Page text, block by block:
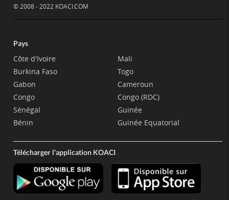
© 2008 - 2022 KOACI.COM
Pays
Côte d'Ivoire
Burkina Faso
Gabon
Congo
Sénégal
Bénin
Mali
Togo
Cameroun
Congo (RDC)
Guinée
Guinée Equatorial
Télécharger l'application KOACI